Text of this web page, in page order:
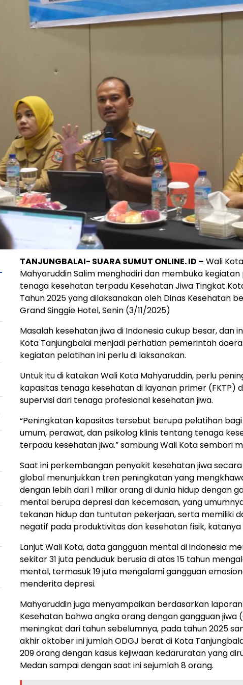
TANJUNGBALAI- SUARA SUMUT ONLINE. ID – Wali
Mahyaruddin Salim menghadiri dan membuka
tenaga kesehatan terpadu Kesehatan Jiwa Tingkat
Tahun 2025 yang dilaksanakan oleh Dinas Kesehatan
Grand Singgie Hotel, Senin (3/11/2025)
Masalah kesehatan jiwa di Indonesia cukup besar, dan
Kota Tanjungbalai menjadi perhatian pemerintah
kegiatan pelatihan ini perlu di laksanakan.
Untuk itu di katakan Wali Kota Mahyaruddin, perlu
kapasitas tenaga kesehatan di layanan primer (FKTP)
supervisi dari tenaga profesional kesehatan jiwa.
“Peningkatan kapasitas tersebut berupa pelatihan
umum, perawat, dan psikolog klinis tentang tenaga
terpadu kesehatan jiwa.” sambung Wali Kota sembari
Saat ini perkembangan penyakit kesehatan jiwa secara
global menunjukkan tren peningkatan yang
dengan lebih dari 1 miliar orang di dunia hidup dengan
mental berupa depresi dan kecemasan, yang
tekanan hidup dan tuntutan pekerjaan, serta memiliki
negatif pada produktivitas dan kesehatan fisik, katanya
Lanjut Wali Kota, data gangguan mental di indonesia
sekitar 31 juta penduduk berusia di atas 15 tahun
mental, termasuk 19 juta mengalami gangguan
menderita depresi.
Mahyaruddin juga menyampaikan berdasarkan
Kesehatan bahwa angka orang dengan gangguan jiwa
meningkat dari tahun sebelumnya, pada tahun 2025
akhir oktober ini jumlah ODGJ berat di Kota
209 orang dengan kasus kejiwaan kedaruratan yang
Medan sampai dengan saat ini sejumlah 8 orang.